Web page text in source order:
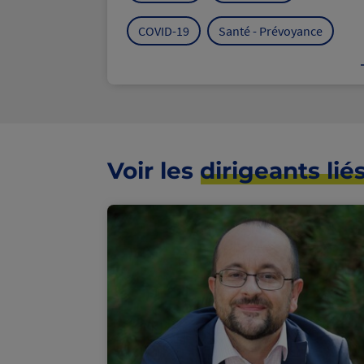
COVID-19 Santé - Prévoyance
Voir les dirigeants